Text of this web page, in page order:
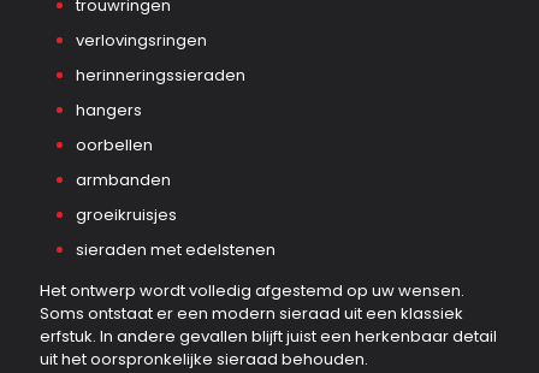
trouwringen
verlovingsringen
herinneringssieraden
hangers
oorbellen
armbanden
groeikruisjes
sieraden met edelstenen
Het ontwerp wordt volledig afgestemd op uw wensen.
Soms ontstaat er een modern sieraad uit een klassiek
erfstuk. In andere gevallen blijft juist een herkenbaar detail
uit het oorspronkelijke sieraad behouden.